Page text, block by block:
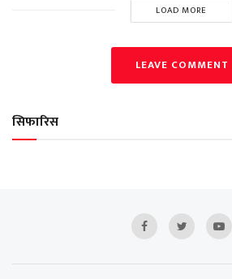
LOAD MORE
LEAVE COMMENT
सिफारिस